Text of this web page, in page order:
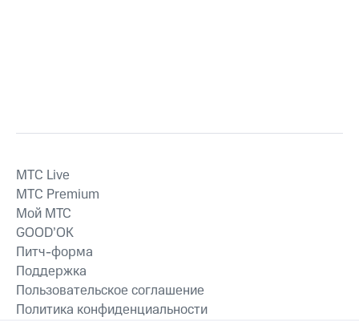
MTС Live
MTС Premium
Мой МТС
GOOD’OK
Питч-форма
Поддержка
Пользовательское соглашение
Политика конфиденциальности